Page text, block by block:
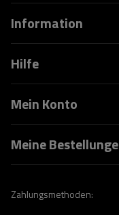
Information
Hilfe
Mein Konto
Meine
Zahlungsmethoden: